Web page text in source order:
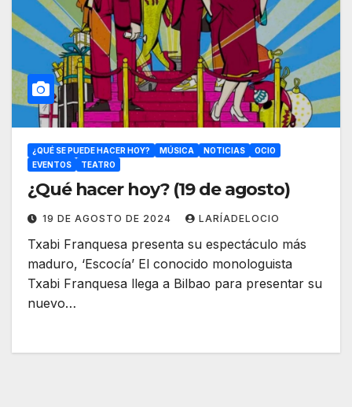
¿QUÉ SE PUEDE HACER HOY? MÚSICA NOTICIAS
OCIO
EVENTOS
TEATRO
¿Qué hacer hoy? (19 de agosto)
19 DE AGOSTO DE 2024 LARÍADELOCIO
Txabi Franquesa presenta su espectáculo más
maduro, ‘Escocía’ El conocido monologuista
Txabi Franquesa llega a Bilbao para presentar su
nuevo…